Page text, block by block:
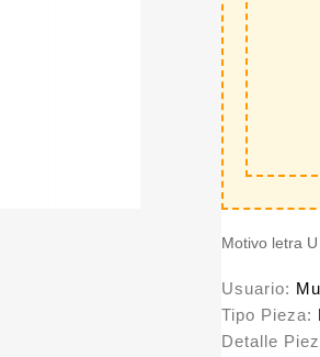
Motivo letra
Usuario:
Tipo Pieza:
Detalle